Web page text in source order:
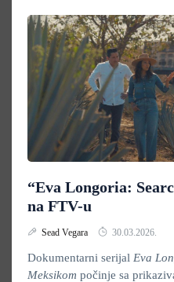
“Eva Longoria:
na FTV-u
Sead Vegara 30.03.2026.
Dokumentarni serijal Eva
Meksikom počinje sa